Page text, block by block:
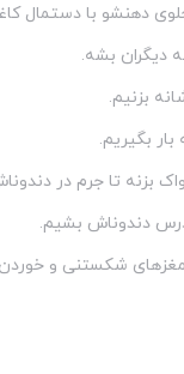
دهنشو با دستمال
دیگران بشه.
بزنیم.
بگیریم.
بزنه تا جرم در
دندوناش بشیم.
مغزهای شکستنی و